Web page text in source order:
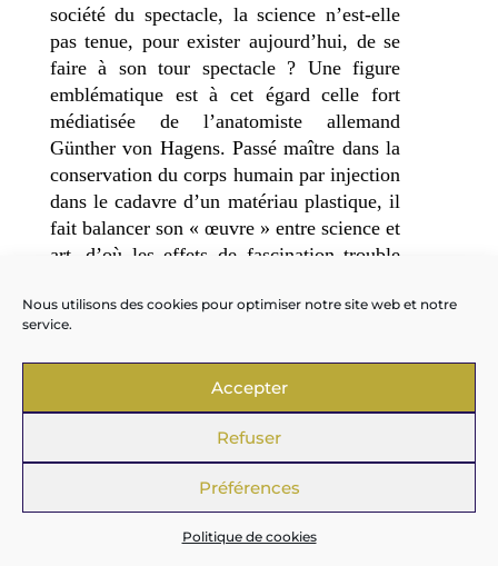
Nous utilisons des cookies pour optimiser notre site web et notre
service.
Accepter
Refuser
Préférences
Politique de cookies
société du spectacle, la science n’est-elle
pas tenue, pour exister aujourd’hui, de se
faire à son tour spectacle ? Une figure
emblématique est à cet égard celle fort
médiatisée de l’anatomiste allemand
Günther von Hagens. Passé maître dans la
conservation du corps humain par injection
dans le cadavre d’un matériau plastique, il
fait balancer son « œuvre » entre science et
art, d’où les effets de fascination trouble
se déplacent en masse pour visiter ces
expositions d’un nouveau genre. Il a beau
refuser le titre d’artiste en insistant sur sa
mission pédagogique, nombre de ses
références sont toutefois de nature
artistique : que ce soit son accoutrement,
qui rappelle celui du grand artiste allemand
Joseph Beuys, ou plus fondamentalement
l’art dans la manière même d’exhiber ses